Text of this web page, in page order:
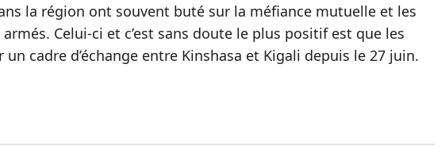
la région ont souvent buté sur la méfiance mutuelle et les
Celui-ci et c’est sans doute le plus positif est que les
cadre d’échange entre Kinshasa et Kigali depuis le 27 juin.